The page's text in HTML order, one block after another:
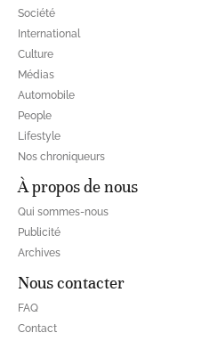
Société
International
Culture
Médias
Automobile
People
Lifestyle
Nos chroniqueurs
À propos de nous
Qui sommes-nous
Publicité
Archives
Nous contacter
FAQ
Contact